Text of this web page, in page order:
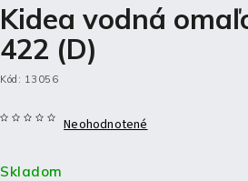
Kidea vodná
422 (D)
Kód: 13056
Neohodnotené
Skladom